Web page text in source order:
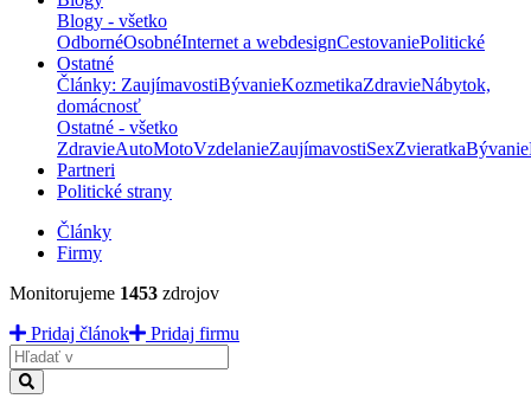
Blogy - všetko
OdbornéOsobnéInternet a webdesignCestovaniePolitické
Ostatné
Články: ZaujímavostiBývanieKozmetikaZdravieNábytok,
domácnosť
Ostatné - všetko
ZdravieAutoMotoVzdelanieZaujímavostiSexZvieratkaBývanie
Partneri
Politické strany
Články
Firmy
Monitorujeme 1453 zdrojov
Pridaj článok
Pridaj firmu
Hladať